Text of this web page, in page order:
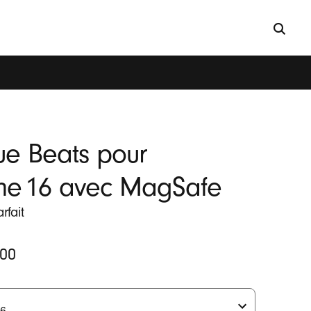
Beats pour
16 avec MagSafe